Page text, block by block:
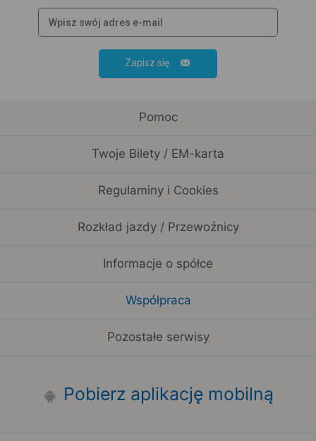
Zapisz się
Pomoc
Twoje Bilety / EM-karta
Regulaminy i Cookies
Rozkład jazdy / Przewoźnicy
Informacje o spółce
Współpraca
Pozostałe serwisy
Pobierz aplikację mobilną